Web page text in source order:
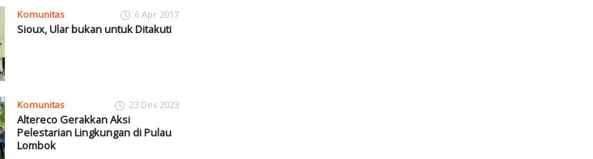
Komunitas 6 Apr 2017
Sioux, Ular bukan untuk Ditakuti
Komunitas 23 Des 2023
Altereco Gerakkan Aksi
Pelestarian Lingkungan di Pulau
Lombok